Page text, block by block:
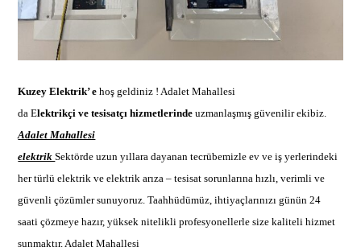
Kuzey Elektrik’ ehoş geldiniz !Adalet Mahallesi
da Elektrikçi ve tesisatçı hizmetlerindeuzmanlaşmış güvenilir ekibiz.
Adalet Mahallesi
elektrikSektörde uzun yıllara dayanan tecrübemizle ev ve iş yerlerindeki
her türlü elektrik veelektrik arıza – tesisat sorunlarına hızlı, verimli ve
güvenli çözümler sunuyoruz. Taahhüdümüz, ihtiyaçlarınızı günün 24
saati çözmeye hazır, yüksek nitelikli profesyonellerle size kaliteli hizmet
sunmaktır.Adalet Mahallesi